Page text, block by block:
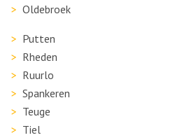
Oldebroek
Putten
Rheden
Ruurlo
Spankeren
Teuge
Tiel